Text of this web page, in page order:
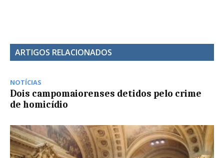
ARTIGOS RELACIONADOS
NOTÍCIAS
Dois campomaiorenses detidos pelo crime
de homicídio